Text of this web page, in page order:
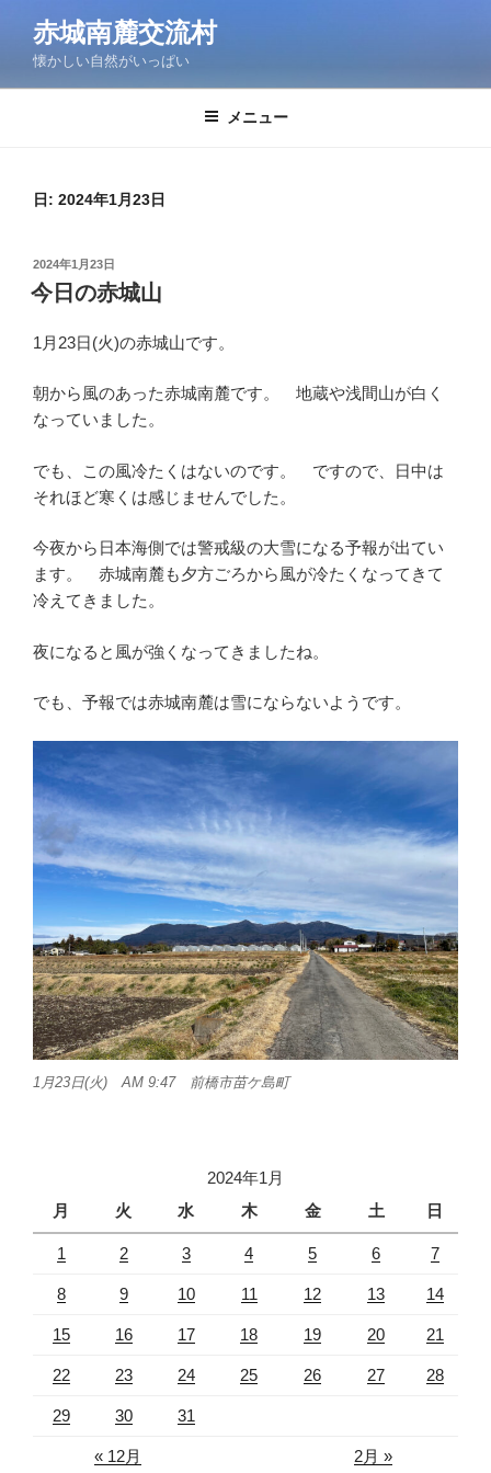
ン
赤城南麓交流村
懐かしい自然がいっぱい
メニュー
日: 2024年1月23日
投
稿
日:
2024年1月23日
今日の赤城山
1月23日(火)の赤城山です。
朝から風のあった赤城南麓です。 地蔵や浅間山が白く
なっていました。
でも、この風冷たくはないのです。 ですので、日中は
それほど寒くは感じませんでした。
今夜から日本海側では警戒級の大雪になる予報が出てい
ます。 赤城南麓も夕方ごろから風が冷たくなってきて
冷えてきました。
夜になると風が強くなってきましたね。
でも、予報では赤城南麓は雪にならないようです。
1月23日(火) AM 9:47 前橋市苗ケ島町
2024年1月
月
火 水 木 金 土 日
1 2 3 4 5 6 7
8 9 10 11 12 13 14
15 16 17 18 19 20 21
22 23 24 25 26 27 28
29 30 31
« 12月 2月 »